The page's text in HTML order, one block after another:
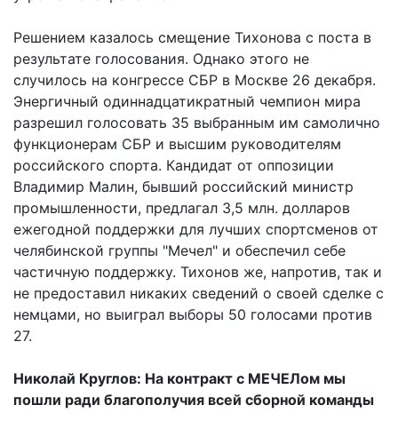
Решением казалось смещение Тихонова с поста в
результате голосования. Однако этого не
случилось на конгрессе СБР в Москве 26 декабря.
Энергичный одиннадцатикратный чемпион мира
разрешил голосовать 35 выбранным им самолично
функционерам СБР и высшим руководителям
российского спорта. Кандидат от оппозиции
Владимир Малин, бывший российский министр
промышленности, предлагал 3,5 млн. долларов
ежегодной поддержки для лучших спортсменов от
челябинской группы "Мечел" и обеспечил себе
частичную поддержку. Тихонов же, напротив, так и
не предоставил никаких сведений о своей сделке с
немцами, но выиграл выборы 50 голосами против
27.
Николай Круглов: На контракт с МЕЧЕЛом мы
пошли ради благополучия всей сборной команды